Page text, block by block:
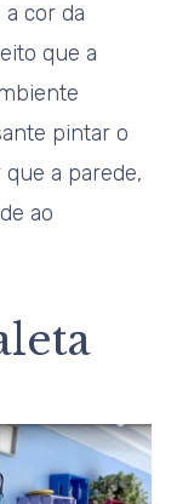
cor da
que a
pintar o
a parede,
ao